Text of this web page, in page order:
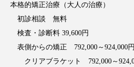
本格的矯正治療（大人の治療）
初診相談 無料
検査・診断料 39,600円
表側からの矯正 792,000～924,000円
クリアブラケット 792,000～